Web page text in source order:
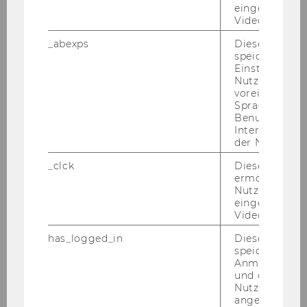
nen auf­grund der zeit­li­chen Ein­schrän­kun­gen
Frei­wil­li­ger und dem da­durch ent­ste­hen­den
or­ga­ni­sa­to­ri­schen Auf­wand als ge­ring ein­ge­
schätzt. In­wie­weit die­ser Dis­po­si­ti­ons­spiel­raum
ge­nutzt wird, hängt auch von der je­wei­li­gen
Mis­si­on, dem ideo­lo­gi­schen Hin­ter­grund und
der Or­ga­ni­sa­ti­ons­kul­tur ab. Ei­ni­ge Or­ga­ni­sa­tio­
nen spre­chen sich gegen den Ein­satz von Frei­
wil­li­gen aus oder haben sehr klare Re­ge­lun­
gen, in wel­chen Be­rei­chen oder in wel­cher
Form Frei­wil­li­ge tätig sein kön­nen.
Ab­schlie­ßend lässt sich fest­hal­ten, dass Frei­wil­
li­gen­ar­beit wich­ti­ge Funk­tio­nen für die
Nonprofit-​Organisationen aber vor allem auch
für die Ge­sell­schaft er­füllt. Mit Un­ter­stüt­zung
der Frei­wil­li­gen kön­nen Dienst­leis­tun­gen in
einer be­stimm­ten Qua­li­tät be­reit­ge­stellt wer­
den. In­wie­weit diese Dienst­leis­tun­gen von der
Videos
_abexps
Dieses Cookie
speichert
Nutzer*in, zB.
Sprache,
der Nutzer*in
_clck
Dieses Cookie
ermöglicht
Nutzung des
Video Players
has_logged_in
Dieses Cookie
speichert
und ob sich
Nutzer*in
angemeldet